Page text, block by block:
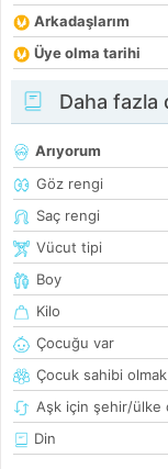
Arkadaşlarım
Üye olma tarihi
Daha fazla
Arıyorum
Göz rengi
Saç rengi
Vücut tipi
Boy
Kilo
Çocuğu var
Çocuk sahibi
Aşk için şehir/ülke
Din